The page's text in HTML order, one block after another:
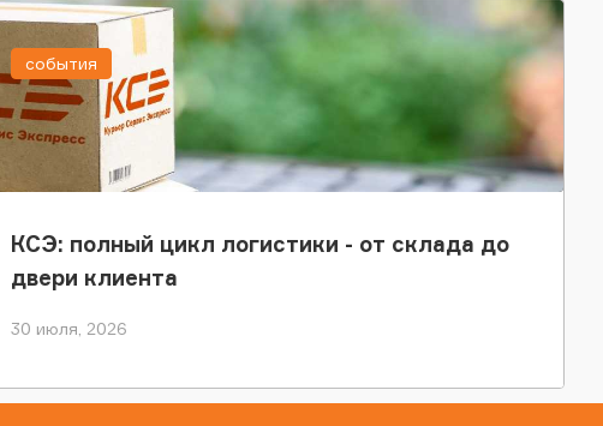
КСЭ: полный цикл логистики - от склада до
двери клиента
30 июля, 2026
события